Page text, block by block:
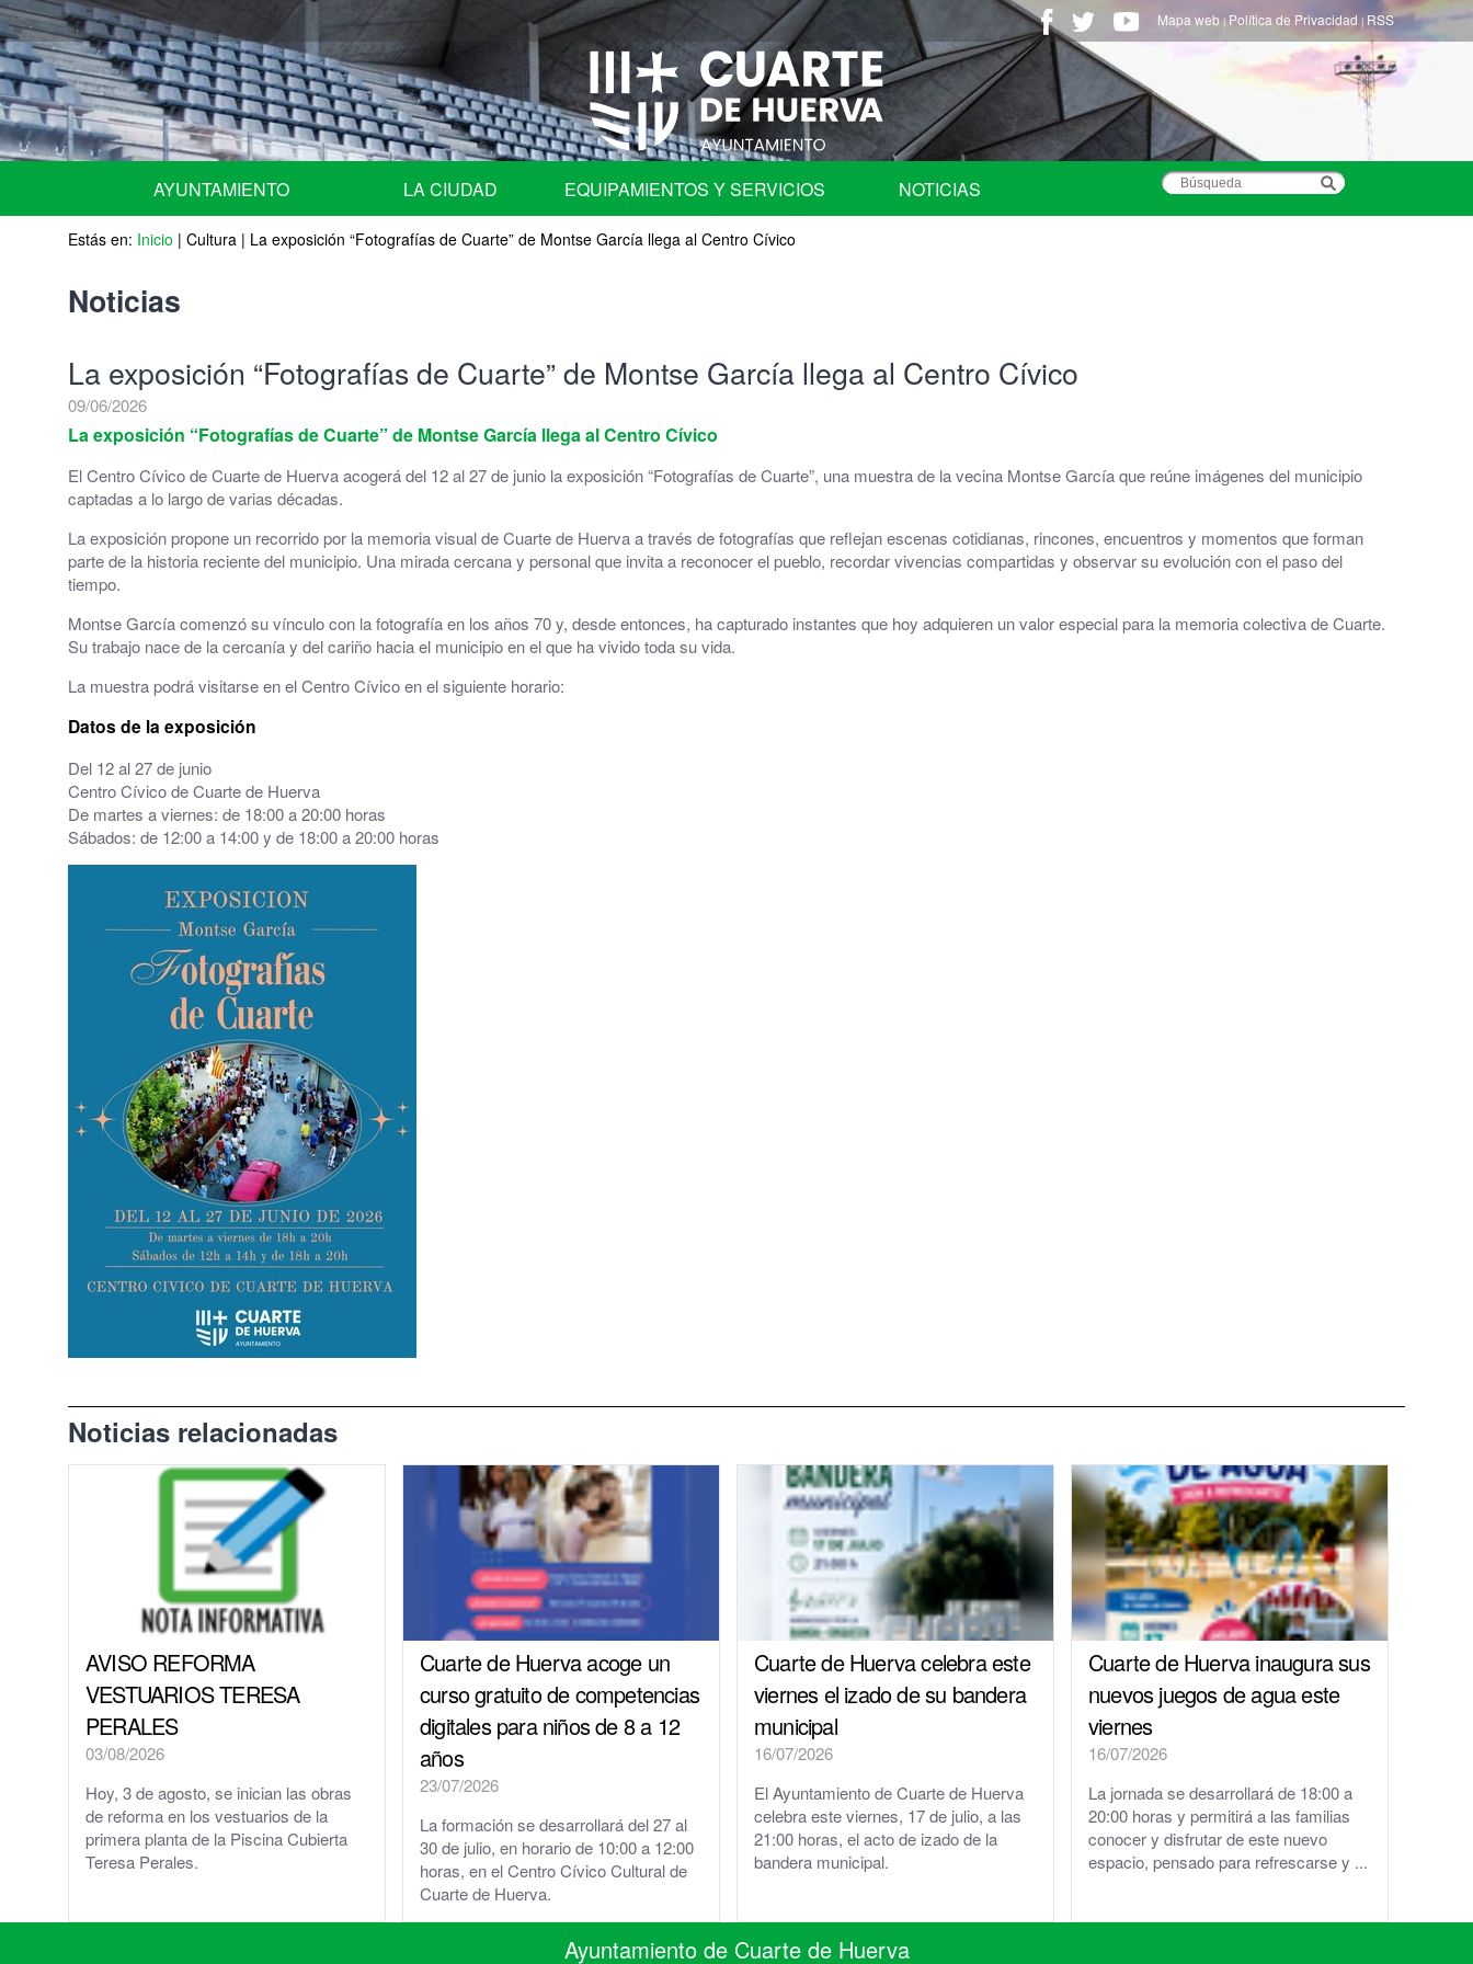
Mapa web|Política de Privacidad | RSS
AYUNTAMIENTO
URGENTE - NOTICIAS de ULTIMA HORA -
Equipo de Gobierno
Miembros de la Junta de Gobierno Local
Comisiones Informativas | Comisión Asesora | Comisión de Cuentas
Nombramiento de representantes de la corporación en órganos colegiados.
Grupos políticos
PMUS - Plan de Movilidad Urbana Sostenible
Urbanismo
Tablón de anuncios: Ofertas de trabajo y otros.
Linea Verde - Ayuntamiento de Cuarte de Huerva
Trámites y Servicios
Atención al Ciudadano
Ayuntamiento Online
112 ARAGÓN - ALERTAS
El Tiempo en Cuarte de Huerva
Redes Sociales
LA CIUDAD
Situación geográfica
Fiestas Patronales
Agenda
EQUIPAMIENTOS Y SERVICIOS
Programa de Fiestas
Centros Educativos de Cuarte de Huerva
Centro de Convivencia para Mayores
Cementerio Municipal
Consultorio Médico
CUARTOCIO · Espacio Joven
Club CdH
NOTICIAS
Estás en: Inicio | Cultura | La exposición “Fotografías de Cuarte” de Montse García llega al Centro Cívico
Noticias
La exposición “Fotografías de Cuarte” de Montse García llega al Centro Cívico
09/06/2026
La exposición “Fotografías de Cuarte” de Montse García llega al Centro Cívico
El Centro Cívico de Cuarte de Huerva acogerá del 12 al 27 de junio la exposición “Fotografías de Cuarte”, una muestra de la vecina Montse García que reúne imágenes del municipio
captadas a lo largo de varias décadas.
La exposición propone un recorrido por la memoria visual de Cuarte de Huerva a través de fotografías que reflejan escenas cotidianas, rincones, encuentros y momentos que forman
parte de la historia reciente del municipio. Una mirada cercana y personal que invita a reconocer el pueblo, recordar vivencias compartidas y observar su evolución con el paso del
tiempo.
Montse García comenzó su vínculo con la fotografía en los años 70 y, desde entonces, ha capturado instantes que hoy adquieren un valor especial para la memoria colectiva de Cuarte.
Su trabajo nace de la cercanía y del cariño hacia el municipio en el que ha vivido toda su vida.
La muestra podrá visitarse en el Centro Cívico en el siguiente horario:
Datos de la exposición
Del 12 al 27 de junio
Centro Cívico de Cuarte de Huerva
De martes a viernes: de 18:00 a 20:00 horas
Sábados: de 12:00 a 14:00 y de 18:00 a 20:00 horas
Noticias relacionadas
AVISO REFORMA
VESTUARIOS TERESA
PERALES
03/08/2026
Hoy, 3 de agosto, se inician las obras
de reforma en los vestuarios de la
primera planta de la Piscina Cubierta
Teresa Perales.
Cuarte de Huerva acoge un
curso gratuito de competencias
digitales para niños de 8 a 12
años
23/07/2026
La formación se desarrollará del 27 al
30 de julio, en horario de 10:00 a 12:00
horas, en el Centro Cívico Cultural de
Cuarte de Huerva.
Cuarte de Huerva celebra este
viernes el izado de su bandera
municipal
16/07/2026
El Ayuntamiento de Cuarte de Huerva
celebra este viernes, 17 de julio, a las
21:00 horas, el acto de izado de la
bandera municipal.
Cuarte de Huerva inaugura sus
nuevos juegos de agua este
viernes
16/07/2026
La jornada se desarrollará de 18:00 a
20:00 horas y permitirá a las familias
conocer y disfrutar de este nuevo
espacio, pensado para refrescarse y ...
Ayuntamiento de Cuarte de Huerva